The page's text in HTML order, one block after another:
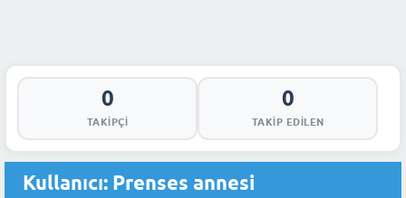
0
TAKIPÇI
0
TAKIP EDILEN
Kullanıcı: Prenses annesi